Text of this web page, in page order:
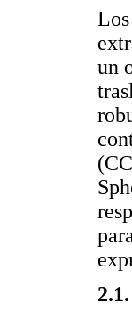
un
2.1.